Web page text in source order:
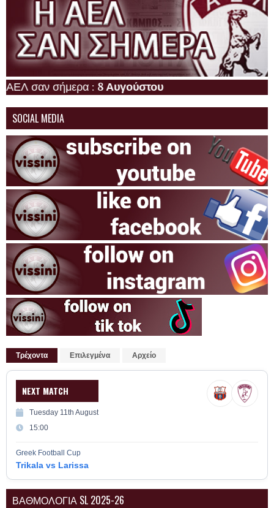
σαν σήμερα :8 Αυγούστου
SOCIAL MEDIA
Τρέχοντα Επιλεγμένα Αρχείο
NEXT MATCH
Tuesday 11th August
15:00
Greek Football Cup
Trikala vs Larissa
ΒΑΘΜΟΛΟΓΙΑ SL 2025-26